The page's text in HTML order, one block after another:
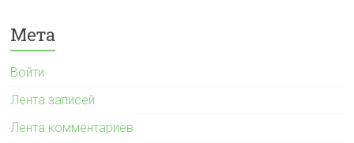
Мета
Войти
Лента записей
Лента комментариев